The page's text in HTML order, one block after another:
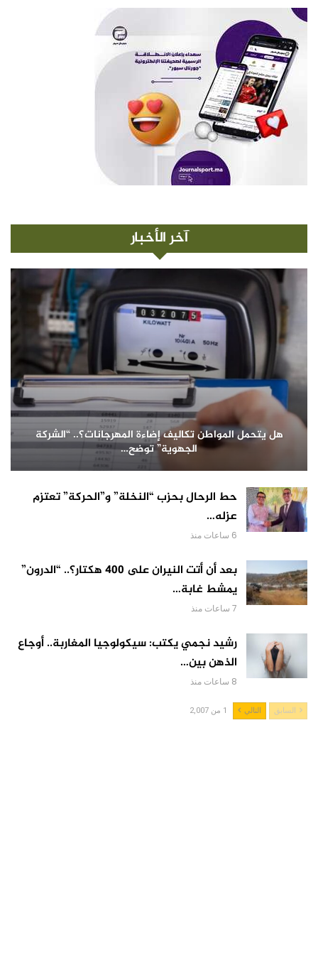
آخر الأخبار
هل يتحمل المواطن تكاليف إضاءة المهرجانات؟.. “الشركة
الجهوية” توضح…
حط الرحال بحزب “النخلة” و”الحركة” تعتزم
عزله…
6 ساعات منذ
بعد أن أتت النيران على 400 هكتار؟.. “الدرون”
يمشط غابة…
7 ساعات منذ
رشيد نجمي يكتب: سيكولوجيا المغاربة.. أوجاع
الذهن بين…
8 ساعات منذ
السابق التالي 1 من 2,007